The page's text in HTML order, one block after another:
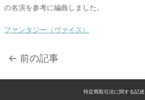
の名演を参考に編曲しました。
ファンタジー（ヴァイス）
← 前の記事
特定商取引法に関する記述